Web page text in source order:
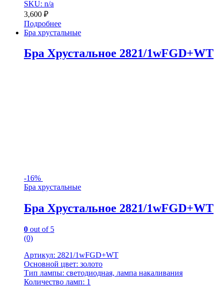
SKU: n/a
3,600 ₽
Подробнее
Бра хрустальные
Бра Хрустальное 2821/1wFGD+WT
-16%
Бра хрустальные
Бра Хрустальное 2821/1wFGD+WT
0 out of 5
(0)
Артикул: 2821/1wFGD+WT
Основной цвет: золото
Тип лампы: светодиодная, лампа накаливания
Количество ламп: 1